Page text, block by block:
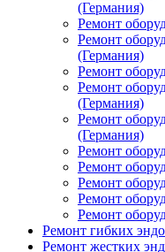
(Германия)
Ремонт
Ремонт
(Германия)
Ремонт
Ремонт
(Германия)
Ремонт
(Германия)
Ремонт
Ремонт
Ремонт
Ремонт
Ремонт
Ремонт гибких
Ремонт жестких